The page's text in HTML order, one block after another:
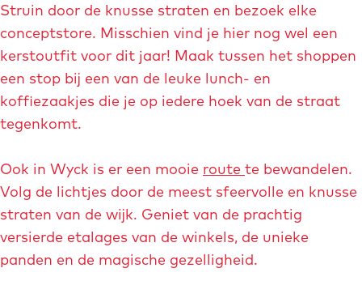
i
s
c
h
-
m
a
s
t
r
i
i
s
c
h
-
a
s
t
r
i
Struin door de knusse straten en bezoek elke
conceptstore. Misschien vind je hier nog wel een
kerstoutfit voor dit jaar! Maak tussen het shoppen
een stop bij een van de leuke lunch- en
koffiezaakjes die je op iedere hoek van de straat
tegenkomt.
Ook in Wyck is er een mooie route te bewandelen.
Volg de lichtjes door de meest sfeervolle en knusse
straten van de wijk. Geniet van de prachtig
versierde etalages van de winkels, de unieke
panden en de magische gezelligheid.